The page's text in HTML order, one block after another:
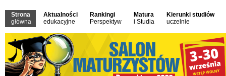
Strona
główna
Aktualności
edukacyjne
Rankingi
Perspektyw
Matura
i Studia
Kierunki studiów
uczelnie